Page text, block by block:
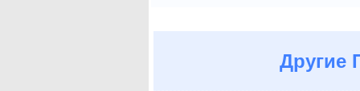
Другие